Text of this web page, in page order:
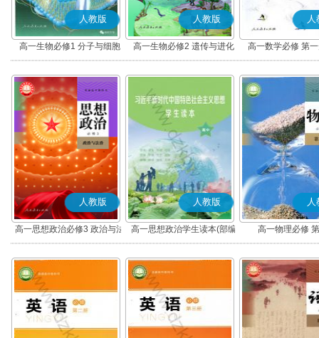
人教版
高一生物必修1 分子与细胞
人教版
高一生物必修2 遗传与进化
人
高一数学必修 第
人教版
高一思想政治必修3 政治与法
治(部编版)
人教版
高一思想政治学生读本(部编
版)
人
高一物理必修